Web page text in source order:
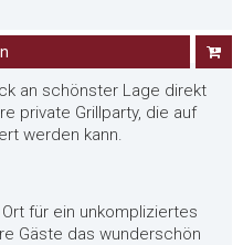
an schönster Lage direkt
private Grillparty, die auf
werden kann.
für ein unkompliziertes
Gäste das wunderschön